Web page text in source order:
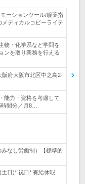
ーションツール/服薬指
ディカルコピーライテ
物・化学系など学問を
ンを取り業務を行える
阪府大阪市北区中之島2-
能力・資格を考慮して
間分／月8…
なし労働制）【標準的
土日)* 祝日* 有給休暇